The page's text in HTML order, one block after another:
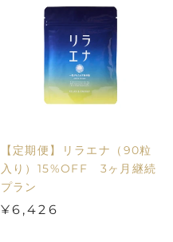
【定期便】リラエナ（90粒
入り）15%OFF 3ヶ月継続
プラン
¥6,426